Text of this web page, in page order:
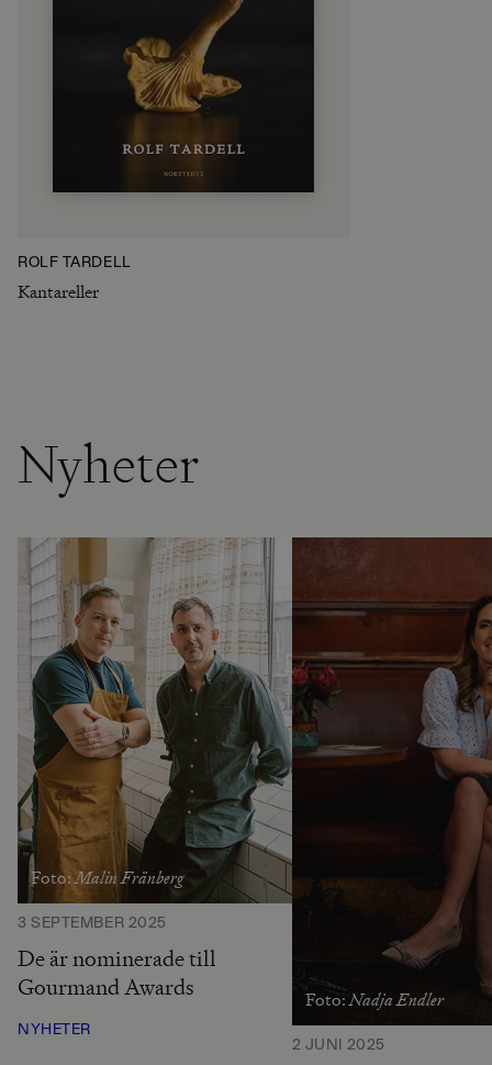
ROLF TARDELL
Kantareller
Nyheter
Foto:Malin Fränberg
3 SEPTEMBER 2025
De är nominerade till
Gourmand Awards
NYHETER
Foto:Nadja Endler
2 JUNI 2025